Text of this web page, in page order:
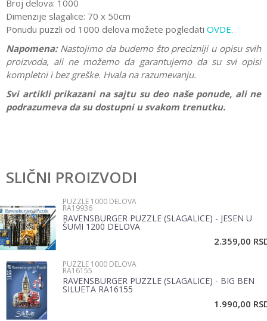
Broj delova: 1000
Dimenzije slagalice: 70 x 50cm
Ponudu puzzli od 1000 delova možete pogledati OVDE.
Napomena: Nastojimo da budemo što precizniji u opisu svih
proizvoda, ali ne možemo da garantujemo da su svi opisi
kompletni i bez greške. Hvala na razumevanju.
Svi artikli prikazani na sajtu su deo naše ponude, ali ne
podrazumeva da su dostupni u svakom trenutku.
Brend
Pol
Ime/Nadimak
Email
Poruka
SLIČNI PROIZVODI
PUZZLE 1000 DELOVA
RA19936
RAVENSBURGER PUZZLE (SLAGALICE) - JESEN U
ŠUMI 1200 DELOVA
2.359,00
PUZZLE 1000 DELOVA
RA16155
RAVENSBURGER PUZZLE (SLAGALICE) - BIG BEN
SILUETA RA16155
1.990,00